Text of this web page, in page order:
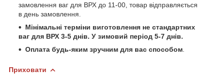
замовлення ваг для ВРХ до 11-00, товар відправляється
в день замовлення.
Мінімальні терміни виготовлення не стандартних
ваг для ВРХ 3-5 днів. У зимовий період 5-7 днів.
Оплата будь-яким зручним для вас способом
Приховати